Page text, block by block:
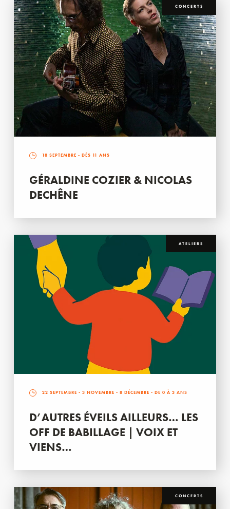
CONCERTS
18 SEPTEMBRE - DÈS 11 ANS
GÉRALDINE COZIER & NICOLAS
DECHÊNE
ATELIERS
22 SEPTEMBRE - 3 NOVEMBRE - 8 DÉCEMBRE - DE 0 À 3 ANS
D’AUTRES ÉVEILS AILLEURS… LES
OFF DE BABILLAGE | VOIX ET
VIENS…
CONCERTS